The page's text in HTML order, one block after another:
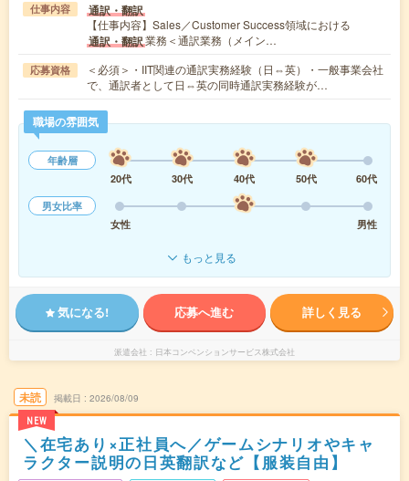
仕事内容 通訳・翻訳
【仕事内容】Sales／Customer Success領域における
通訳・翻訳業務＜通訳業務（メイン…
応募資格
＜必須＞・IIT関連の通訳実務経験（日⇔英）・一般事業会社
で、通訳者として日⇔英の同時通訳実務経験が…
職場の雰囲気
年齢層
20代
30代 40代 50代
60代
男女比率
女性
男性
もっと見る
気になる! 応募へ進む 詳しく見る
派遣会社 日本コンベンションサービス株式会社
未読
NEW
掲載日 2026/08/09
＼在宅あり×正社員へ／ゲームシナリオやキャ
ラクター説明の日英翻訳など【服装自由】